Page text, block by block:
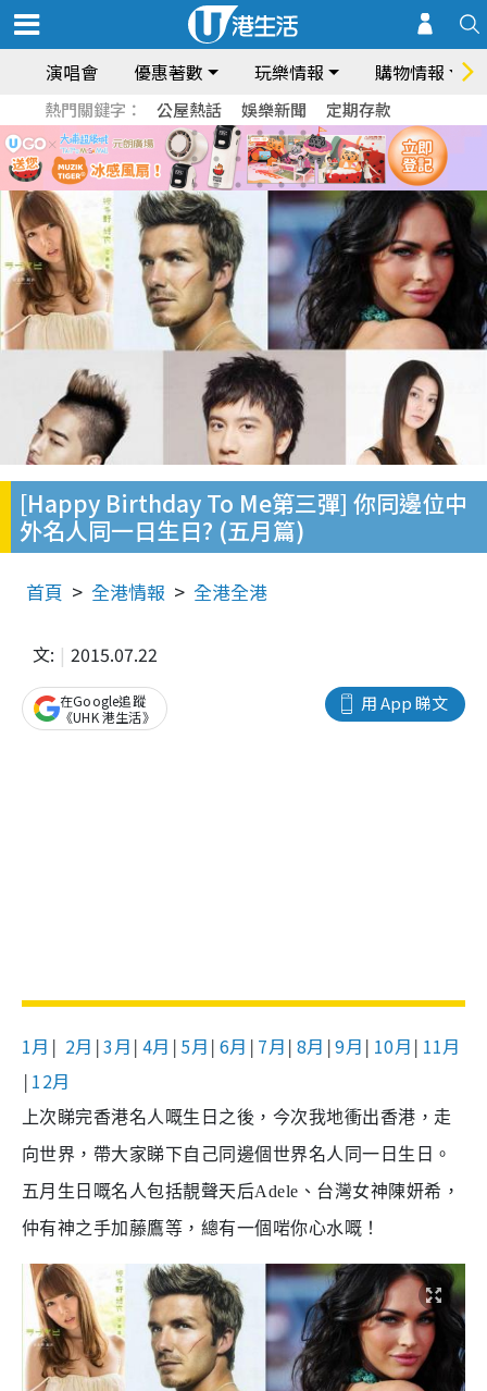
演唱會 優惠著數 玩樂情報 購物情報
熱門關鍵字： 公屋熱話 娛樂新聞 定期存款
[Happy Birthday To Me第三彈] 你同邊位中
外名人同一日生日? (五月篇)
首頁 全港情報 全港全港
文: 2015.07.22
用 App 睇文
在Google追蹤
《UHK 港生活》
1月 2月 │3月 4月 5月 6月 7月 8月 │9月 10月 11月
12月
上次睇完香港名人嘅生日之後，今次我地衝出香港，走
向世界，帶大家睇下自己同邊個世界名人同一日生日。
五 月生日嘅名人包括靚聲天后Adele 、 台灣女神陳妍希 ，
仲有神之手加藤鷹等，總有一個啱你心水嘅！